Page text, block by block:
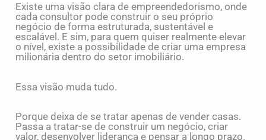
Existe uma visão clara de empreendedorismo, onde
cada consultor pode construir o seu próprio
negócio de forma estruturada, sustentável e
escalável. E sim, para quem quiser realmente elevar
o nível, existe a possibilidade de criar uma empresa
milionária dentro do setor imobiliário.
Essa visão muda tudo.
Porque deixa de se tratar apenas de vender casas.
Passa a tratar-se de construir um negócio, criar
valor, desenvolver liderança e pensar a longo prazo.